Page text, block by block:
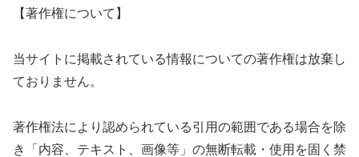
【著作権について】
当サイトに掲載されている情報についての著作権は放棄し
ておりません。
著作権法により認められている引用の範囲である場合を除
き「内容、テキスト、画像等」の無断転載・使用を固く禁